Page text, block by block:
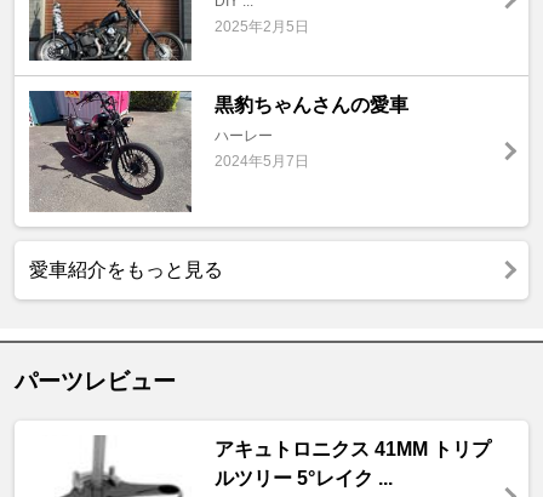
2025年2月5日
黒豹ちゃんさんの愛車
ハーレー
2024年5月7日
愛車紹介をもっと見る
パーツレビュー
アキュトロニクス 41MM トリプ
ルツリー 5°レイク ...